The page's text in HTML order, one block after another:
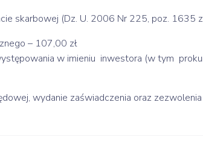
skarbowej (Dz. U. 2006 Nr 225, poz. 1635
– 107,00 zł
w imieniu inwestora (w tym
wydanie zaświadczenia oraz